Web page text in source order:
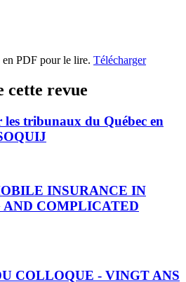
en PDF pour le lire. Télécharger
cette revue
les tribunaux du Québec en
INSURANCE IN
COMPLICATED
COLLOQUE - VINGT ANS